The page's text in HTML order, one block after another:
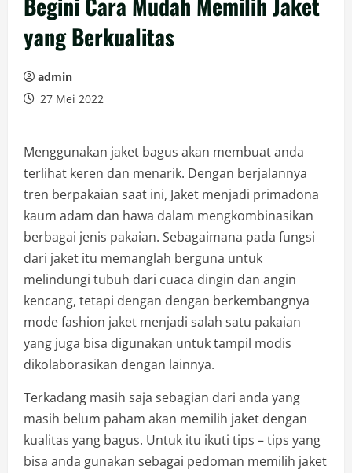
yang Berkualitas
admin
27 Mei 2022
Menggunakan jaket bagus akan membuat anda
terlihat keren dan menarik. Dengan berjalannya
tren berpakaian saat ini, Jaket menjadi primadona
kaum adam dan hawa dalam mengkombinasikan
berbagai jenis pakaian. Sebagaimana pada fungsi
dari jaket itu memanglah berguna untuk
melindungi tubuh dari cuaca dingin dan angin
kencang, tetapi dengan dengan berkembangnya
mode fashion jaket menjadi salah satu pakaian
yang juga bisa digunakan untuk tampil modis
dikolaborasikan dengan lainnya.
Terkadang masih saja sebagian dari anda yang
masih belum paham akan memilih jaket dengan
kualitas yang bagus. Untuk itu ikuti tips – tips yang
bisa anda gunakan sebagai pedoman memilih jaket